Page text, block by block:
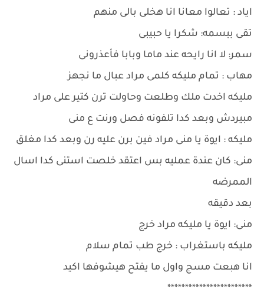
اياد : تعالوا معانا انا هخلى بالى منهم
تقى ببسمه: شكرا يا حبيبى
سمر: لا انا رايحه عند ماما وبابا فأعذرونى
مهاب : تمام مليكه كلمى مراد عبال ما نجهز
مليكه اخدت ملك وطلعت وحاولت ترن كتير على مراد
مبيردش وبعد كدا تلفونه فصل ورنت ع منى
مليكه : ايوة يا منى مراد فين برن عليه رن وبعد كدا مغلق
منى: كان عندة عمليه بس اعتقد خلصت استنى كدا اسال
الممرضه
بعد دقيقه
منى: ايوة يا مليكه مراد خرج
مليكه باستغراب : خرج طب تمام سلام
انا هبعت مسج واول ما يفتح هيشوفها اكيد
************************